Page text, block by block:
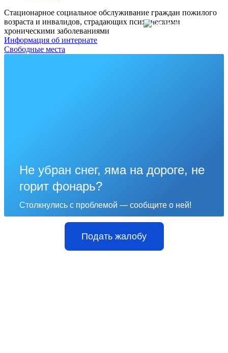
Стационарное социальное обслуживание граждан пожилого
возраста и инвалидов, страдающих психическими
хроническими заболеваниями
Информация об интернате
Свободные места
Не убран снег, яма на дороге, не
горит фонарь?
Столкнулись с проблемой — сообщите о ней!
Подать жалобу